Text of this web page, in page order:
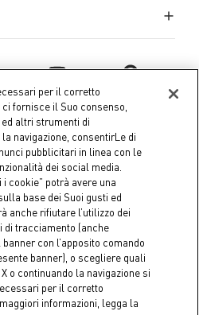
04391480276, share capital
fully paid up
Policy Privacy Policy
Legal
Notice
per il corretto
fornisce il Suo consenso,
altri strumenti di
navigazione, consentirLe di
pubblicitari in linea con le
dei social media.
cookie” potrà avere una
base dei Suoi gusti ed
anche rifiutare l’utilizzo dei
di tracciamento (anche
con l’apposito comando
banner), o scegliere quali
o continuando la navigazione si
per il corretto
informazioni, legga la